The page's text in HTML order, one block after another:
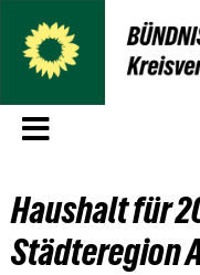
Menü
Haushalt für
Städteregion